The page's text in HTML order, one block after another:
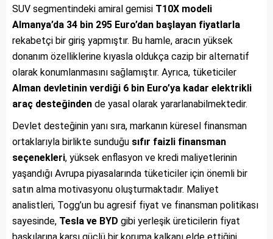
SUV segmentindeki amiral gemisi T10X modeli
Almanya’da 34 bin 295 Euro’dan başlayan fiyatlarla
rekabetçi bir giriş yapmıştır. Bu hamle, aracın yüksek
donanım özelliklerine kıyasla oldukça cazip bir alternatif
olarak konumlanmasını sağlamıştır. Ayrıca, tüketiciler
Alman devletinin verdiği 6 bin Euro’ya kadar elektrikli
araç desteğinden de yasal olarak yararlanabilmektedir.
Devlet desteğinin yanı sıra, markanın küresel finansman
ortaklarıyla birlikte sunduğu sıfır faizli finansman
seçenekleri, yüksek enflasyon ve kredi maliyetlerinin
yaşandığı Avrupa piyasalarında tüketiciler için önemli bir
satın alma motivasyonu oluşturmaktadır. Maliyet
analistleri, Togg’un bu agresif fiyat ve finansman politikası
sayesinde, Tesla ve BYD gibi yerleşik üreticilerin fiyat